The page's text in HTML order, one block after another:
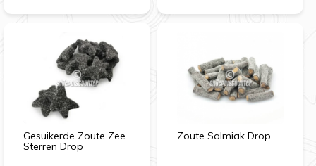
Gesuikerde Zoute Zee
Sterren Drop
Zoute Salmiak Drop